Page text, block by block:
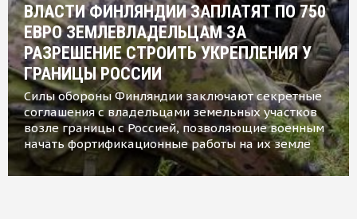
ВЛАСТИ ФИНЛЯНДИИ ЗАПЛАТЯТ ПО 750
ЕВРО ЗЕМЛЕВЛАДЕЛЬЦАМ ЗА
РАЗРЕШЕНИЕ СТРОИТЬ УКРЕПЛЕНИЯ У
ГРАНИЦЫ РОССИИ
Силы обороны Финляндии заключают секретные
соглашения с владельцами земельных участков
возле границы с Россией, позволяющие военным
начать фортификационные работы на их земле